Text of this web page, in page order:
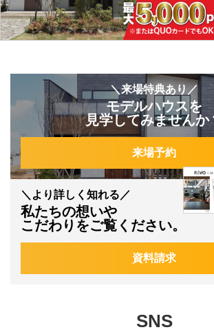
＼来場特典あり／
モデルハウスを
見学してみませんか
来場予約
＼より詳しく知れる／
私たちの想いや
こだわりをご覧ください。
資料請求
SNS